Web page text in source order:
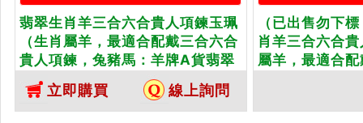
翡翠生肖羊三合六合貴人項鍊玉珮
（生肖屬羊，最適合配戴三合六合
貴人項鍊，兔豬馬：羊牌A貨翡翠
生肖羊玉珮、緬甸玉生肖羊玉墜、
羊十二生肖項鍊）。淡綠色糯種
羊，ZH114。客製化訂做各種翡翠
立即購買 線上詢問
（已出售勿下
肖羊三合六合
屬羊，最適合
生肖項鍊）。